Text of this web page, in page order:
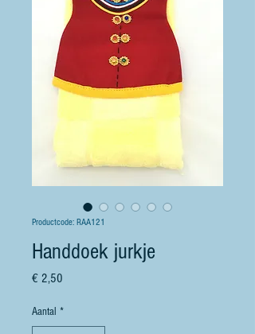
Productcode: RAA121
Handdoek jurkje
€ 2,50
Aantal *